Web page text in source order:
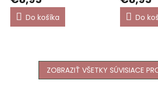
Do košíka Do
ZOBRAZIŤ VŠETKY SÚVISIACE